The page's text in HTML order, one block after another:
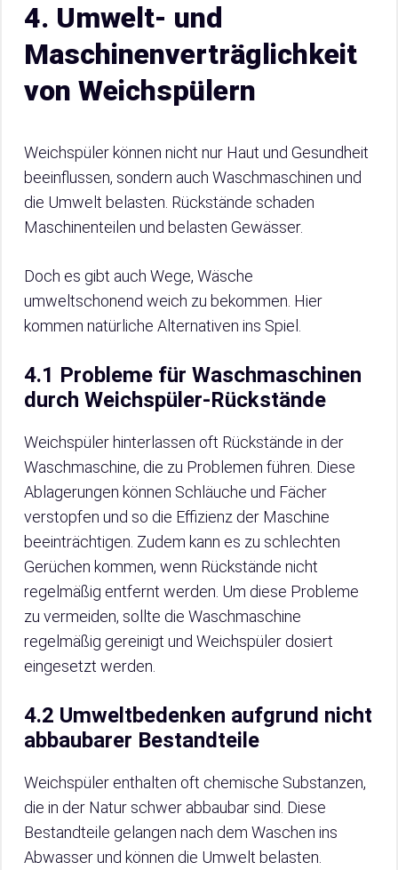
4. Umwelt- und
Maschinenverträglichkeit
von Weichspülern
Weichspüler können nicht nur Haut und Gesundheit
beeinflussen, sondern auch Waschmaschinen und
die Umwelt belasten. Rückstände schaden
Maschinenteilen und belasten Gewässer.
Doch es gibt auch Wege, Wäsche
umweltschonend weich zu bekommen. Hier
kommen natürliche Alternativen ins Spiel.
4.1 Probleme für Waschmaschinen
durch Weichspüler-Rückstände
Weichspüler hinterlassen oft Rückstände in der
Waschmaschine, die zu Problemen führen. Diese
Ablagerungen können Schläuche und Fächer
verstopfen und so die Effizienz der Maschine
beeinträchtigen. Zudem kann es zu schlechten
Gerüchen kommen, wenn Rückstände nicht
regelmäßig entfernt werden. Um diese Probleme
zu vermeiden, sollte die Waschmaschine
regelmäßig gereinigt und Weichspüler dosiert
eingesetzt werden.
4.2 Umweltbedenken aufgrund nicht
abbaubarer Bestandteile
Weichspüler enthalten oft chemische Substanzen,
die in der Natur schwer abbaubar sind. Diese
Bestandteile gelangen nach dem Waschen ins
Abwasser und können die Umwelt belasten.